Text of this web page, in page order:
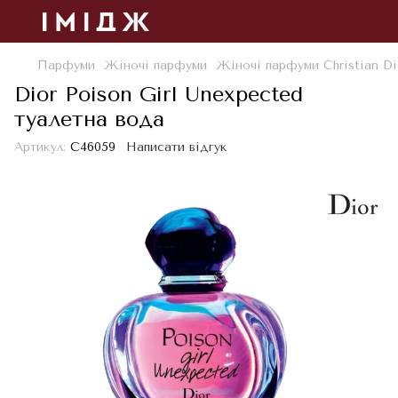
Парфуми Жіночі парфуми Жіночі парфуми Christian
Dior Poison Girl Unexpected
туалетна вода
Артикул: С46059 Написати відгук